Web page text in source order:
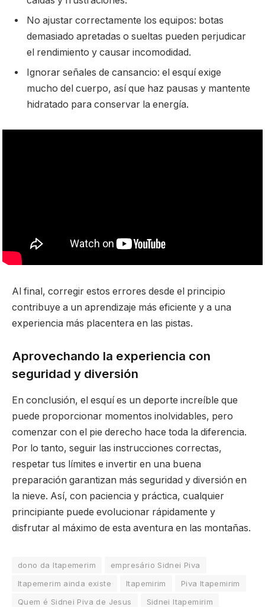
No ajustar correctamente los equipos: botas
demasiado apretadas o sueltas pueden perjudicar
el rendimiento y causar incomodidad.
Ignorar señales de cansancio: el esquí exige
mucho del cuerpo, así que haz pausas y mantente
hidratado para conservar la energía.
Al final, corregir estos errores desde el principio
contribuye a un aprendizaje más eficiente y a una
experiencia más placentera en las pistas.
Aprovechando la experiencia con
seguridad y diversión
En conclusión, el esquí es un deporte increíble que
puede proporcionar momentos inolvidables, pero
comenzar con el pie derecho hace toda la diferencia.
Por lo tanto, seguir las instrucciones correctas,
respetar tus límites e invertir en una buena
preparación garantizan más seguridad y diversión en
la nieve. Así, con paciencia y práctica, cualquier
principiante puede evolucionar rápidamente y
disfrutar al máximo de esta aventura en las montañas.
dono da Itapemerim
empresário Sidnei Piva
Itapemerim ainda existe
Itapemirim
Piva Itapemirim
Quem é Sidnei Piva de Jesus
Sidnei Itapemirim